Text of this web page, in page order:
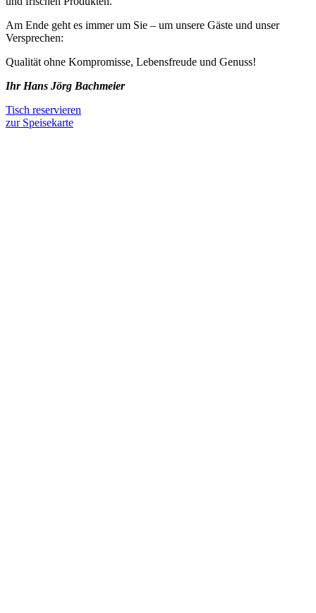
Am Ende geht es immer um Sie – um unsere Gäste und unser
Versprechen:
Qualität ohne Kompromisse, Lebensfreude und Genuss!
Ihr Hans Jörg Bachmeier
Tisch reservieren
zur Speisekarte